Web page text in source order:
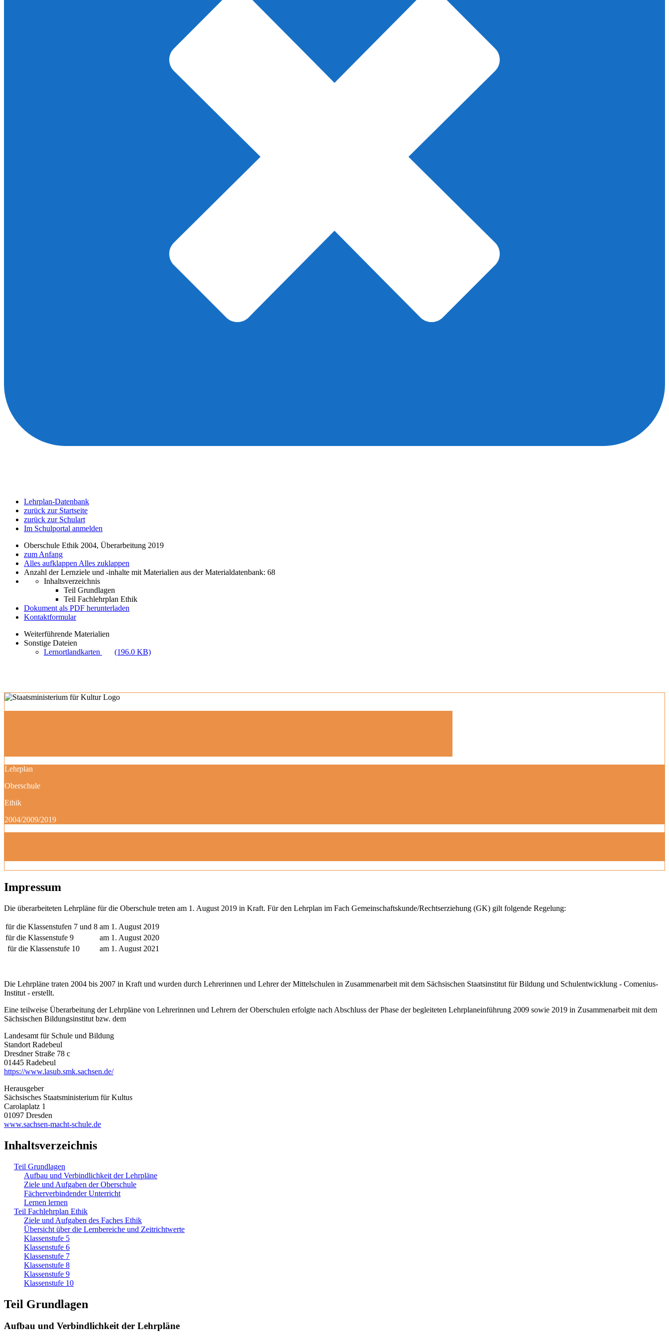
Lehrplan-Datenbank
zurück zur Startseite
zurück zur Schulart
Im Schulportal anmelden
Oberschule Ethik 2004, Überarbeitung 2019
zum Anfang
Alles aufklappen Alles zuklappen
Anzahl der Lernziele und -inhalte mit Materialien aus der Materialdatenbank: 68
Inhaltsverzeichnis
Teil Grundlagen
Teil Fachlehrplan Ethik
Dokument als PDF herunterladen
Kontaktformular
Weiterführende Materialien
Sonstige Dateien
Lernortlandkarten
(196.0 KB)
Lehrplan
Oberschule
Ethik
2004/2009/2019
Impressum
Die überarbeiteten Lehrpläne für die Oberschule treten am 1. August 2019 in Kraft. Für den Lehrplan im Fach Gemeinschaftskunde/Rechtserziehung (GK) gilt folgende Regelung:
für die Klassenstufen 7 und 8 am 1. August 2019
für die Klassenstufe 9
am 1. August 2020
für die Klassenstufe 10
am 1. August 2021
Die Lehrpläne traten 2004 bis 2007 in Kraft und wurden durch Lehrerinnen und Lehrer der Mittelschulen in Zusammenarbeit mit dem Sächsischen Staatsinstitut für Bildung und Schulentwicklung - Comenius-
Institut - erstellt.
Eine teilweise Überarbeitung der Lehrpläne von Lehrerinnen und Lehrern der Oberschulen erfolgte nach Abschluss der Phase der begleiteten Lehrplaneinführung 2009 sowie 2019 in Zusammenarbeit mit dem
Sächsischen Bildungsinstitut bzw. dem
Landesamt für Schule und Bildung
Standort Radebeul
Dresdner Straße 78 c
01445 Radebeul
https://www.lasub.smk.sachsen.de/
Herausgeber
Sächsisches Staatsministerium für Kultus
Carolaplatz 1
01097 Dresden
www.sachsen-macht-schule.de
Inhaltsverzeichnis
Teil Grundlagen
Aufbau und Verbindlichkeit der Lehrpläne
Ziele und Aufgaben der Oberschule
Fächerverbindender Unterricht
Lernen lernen
Teil Fachlehrplan Ethik
Ziele und Aufgaben des Faches Ethik
Übersicht über die Lernbereiche und Zeitrichtwerte
Klassenstufe 5
Klassenstufe 6
Klassenstufe 7
Klassenstufe 8
Klassenstufe 9
Klassenstufe 10
Teil Grundlagen
Aufbau und Verbindlichkeit der Lehrpläne